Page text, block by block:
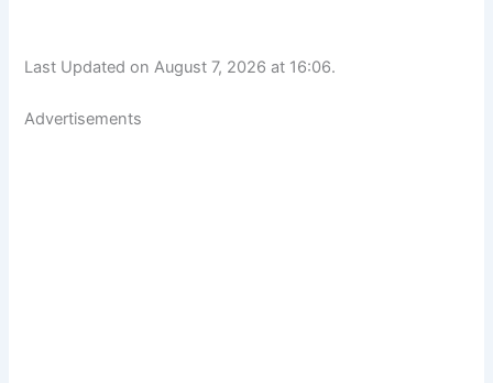
Last Updated on August 7, 2026 at 16:06.
Advertisements